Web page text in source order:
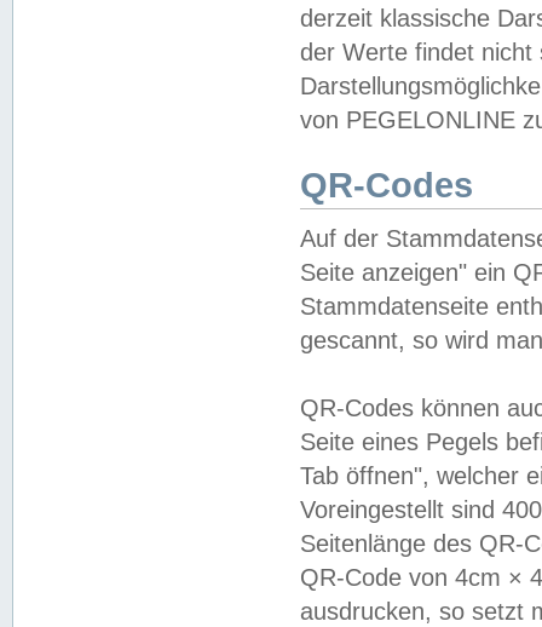
derzeit klassische
der Werte findet
von PEGELONLINE
QR-Codes
Auf der
Seite anzeigen" ein
Stammdatenseite
gescannt, so wird
QR-Codes können
Seite eines Pegels
Tab öffnen", welcher
Voreingestellt sind
Seitenlänge des QR-
QR-Code von 4cm ×
ausdrucken, so setzt